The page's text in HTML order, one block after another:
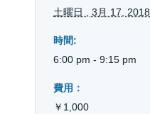
土曜日 , 3月 17, 2018
時間:
6:00 pm - 9:15 pm
費用：
￥1,000